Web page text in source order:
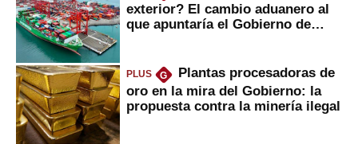
exterior? El cambio aduanero al
que apuntaría el Gobierno de
PLUS G
Plantas procesadoras de
oro en la mira del Gobierno: la
propuesta contra la minería ilegal